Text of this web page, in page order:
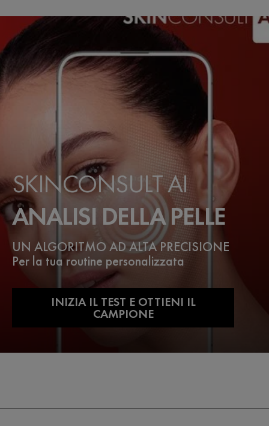
SKINCONSULT AI
ANALISI DELLA PELLE
UN ALGORITMO AD ALTA PRECISIONE
Per la tua routine personalizzata
INIZIA IL TEST E OTTIENI IL
CAMPIONE